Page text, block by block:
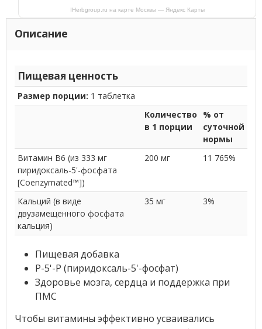
IHerbgroup.ru на карте Москвы — Яндекс Карты
Описание
Пищевая ценность
Размер порции: 1 таблетка
Количество
в 1 порции
% от
суточной
нормы
Витамин B6 (из 333 мг
пиридоксаль-5'-фосфата
[Coenzymated™])
200 мг 11 765%
Кальций (в виде
двузамещенного фосфата
кальция)
35 мг 3%
Пищевая добавка
P-5'-P (пиридоксаль-5'-фосфат)
Здоровье мозга, сердца и поддержка при
ПМС
Чтобы витамины эффективно усваивались